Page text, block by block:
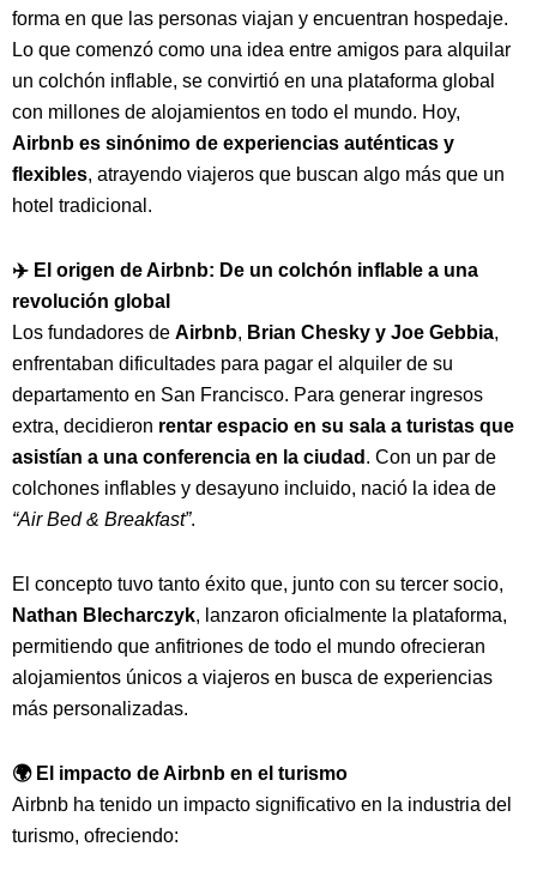
forma en que las personas viajan y encuentran hospedaje.
Lo que comenzó como una idea entre amigos para alquilar
un colchón inflable, se convirtió en una plataforma global
con millones de alojamientos en todo el mundo. Hoy,
Airbnb es sinónimo de experiencias auténticas y
flexibles, atrayendo viajeros que buscan algo más que un
hotel tradicional.
✈️ El origen de Airbnb: De un colchón inflable a una
revolución global
Los fundadores de Airbnb, Brian Chesky y Joe Gebbia,
enfrentaban dificultades para pagar el alquiler de su
departamento en San Francisco. Para generar ingresos
extra, decidieron rentar espacio en su sala a turistas que
asistían a una conferencia en la ciudad . Con un par de
colchones inflables y desayuno incluido, nació la idea de
“Air Bed & Breakfast”.
El concepto tuvo tanto éxito que, junto con su tercer socio,
Nathan Blecharczyk, lanzaron oficialmente la plataforma,
permitiendo que anfitriones de todo el mundo ofrecieran
alojamientos únicos a viajeros en busca de experiencias
más personalizadas.
🌍 El impacto de Airbnb en el turismo
Airbnb ha tenido un impacto significativo en la industria del
turismo, ofreciendo: